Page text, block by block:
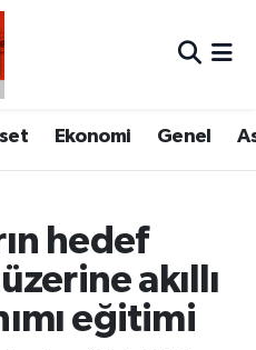
Ekonomi Genel
hedef
akıllı
eğitimi
Haritası
ve Fikstür